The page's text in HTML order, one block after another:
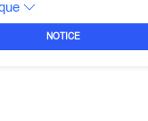
NOTICE